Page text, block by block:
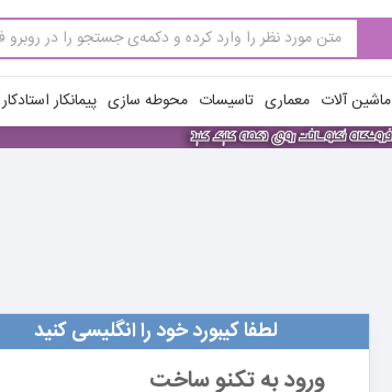
ماشین آلات معماری تاسیسات محوطه سازی پیمانکار استادکار
لطفا کیبورد خود را انگلیسی کنید
ورود بهتکنو ساخت